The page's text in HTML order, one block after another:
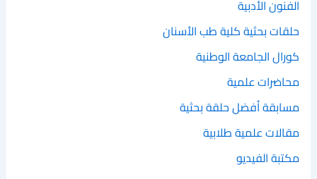
الفنون الأدبية
حلقات بحثية كلية طب الأسنان
كورال الجامعة الوطنية
محاضرات علمية
مسابقة أفضل حلقة بحثية
مقالات علمية طلابية
مكتبة الفيديو